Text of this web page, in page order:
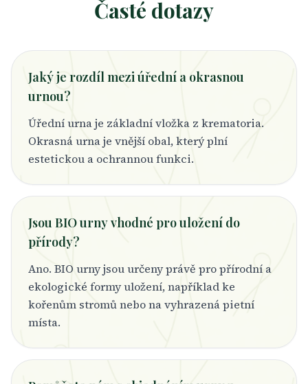
Časté dotazy
Jaký je rozdíl mezi úřední a okrasnou
urnou?
Úřední urna je základní vložka z krematoria.
Okrasná urna je vnější obal, který plní
estetickou a ochrannou funkci.
Jsou BIO urny vhodné pro uložení do
přírody?
Ano. BIO urny jsou určeny právě pro přírodní a
ekologické formy uložení, například ke
kořenům stromů nebo na vyhrazená pietní
místa.